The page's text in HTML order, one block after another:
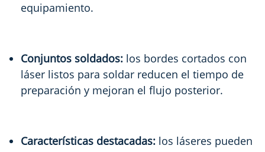
equipamiento.
Conjuntos soldados: los bordes cortados con
láser listos para soldar reducen el tiempo de
preparación y mejoran el flujo posterior.
Características destacadas: los láseres pueden